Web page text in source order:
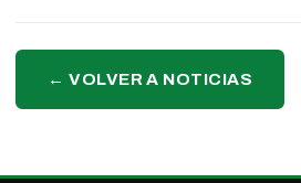
← VOLVER A NOTICIAS